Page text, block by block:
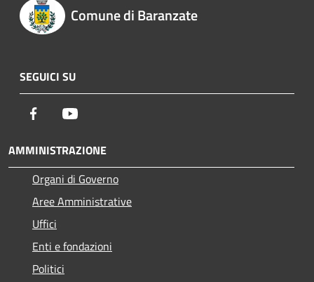
Comune di Baranzate
SEGUICI SU
Facebook
AMMINISTRAZIONE
Organi di Governo
Aree Amministrative
Uffici
Enti e fondazioni
Politici